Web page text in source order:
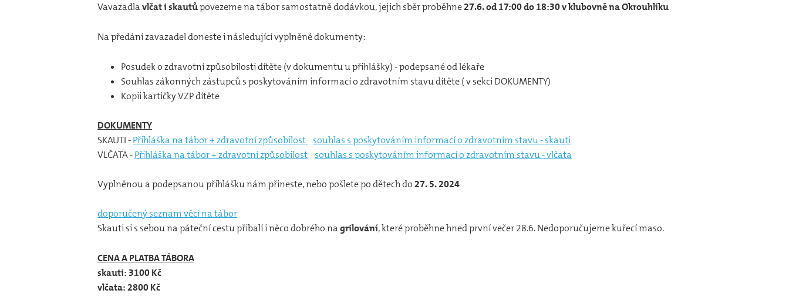
Vavazadlavlčat i skautůpovezeme na tábor samostatně dodávkou, jejich sběr proběhne27.6. od 17:00 do 18:30 v klubovně na Okrouhlíku
Na předání zavazadel doneste i následující vyplněné dokumenty:
Posudek o zdravotní způsobilosti dítěte (v dokumentu u přihlášky) - podepsané od lékaře
Souhlas zákonných zástupců s poskytováním informací o zdravotním stavu dítěte ( v sekci DOKUMENTY)
Kopii kartičky VZP dítěte
DOKUMENTY
SKAUTI -Přihláška na tábor + zdravotní způsobilost
souhlas s poskytováním informací o zdravotním stavu - skauti
VLČATA -Přihláška na tábor + zdravotní způsobilost souhlas s poskytováním informací o zdravotním stavu - vlčata
Vyplněnou a podepsanou přihlášku nám přineste, nebo pošlete po dětech do27. 5. 2024
doporučený seznam věcí na tábor
Skauti si s sebou na páteční cestu přibalí i něco dobrého nagrilování, které proběhne hned první večer 28.6. Nedoporučujeme kuřecí maso.
CENA A PLATBA TÁBORA
skauti: 3100 Kč
vlčata: 2800 Kč